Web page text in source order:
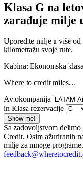
Klasa G na
zarađuje milje
Uporedite milje u više od
kilometražu svoje rute.
Kabina: Ekonomska klasa
Where to credit miles…
Aviokompanija
in Klasa rezervacije
Show me!
Sa zadovoljstvom
Credit. Osim ažuriranih
milje za mnoge